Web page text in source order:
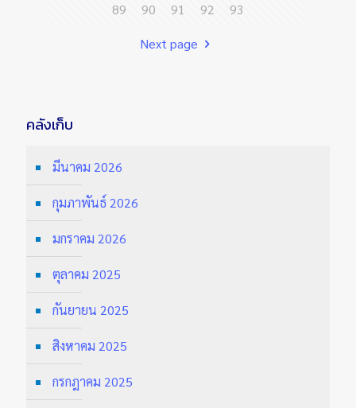
89
90 91 92 93
Next page
คลังเก็บ
มีนาคม 2026
กุมภาพันธ์ 2026
มกราคม 2026
ตุลาคม 2025
กันยายน 2025
สิงหาคม 2025
กรกฎาคม 2025